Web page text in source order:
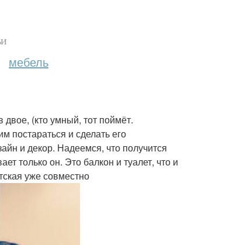
мебель
двое, (кто умный, тот поймёт.
и сделать его
и декор. Надеемся, что получится
только он. Это балкон и туалет, что и
уже совместно